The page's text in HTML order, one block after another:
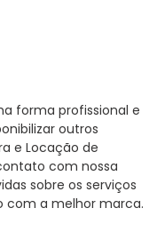
forma profissional e
outros
e Locação de
com nossa
sobre os serviços
com a melhor marca.